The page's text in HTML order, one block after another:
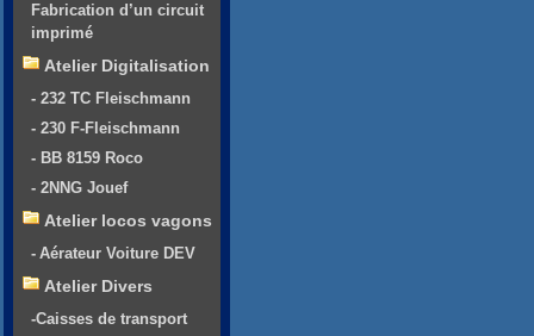
Fabrication d’un circuit
imprimé
Atelier Digitalisation
- 232 TC Fleischmann
- 230 F-Fleischmann
- BB 8159 Roco
- 2NNG Jouef
Atelier locos vagons
- Aérateur Voiture DEV
Atelier Divers
-Caisses de transport